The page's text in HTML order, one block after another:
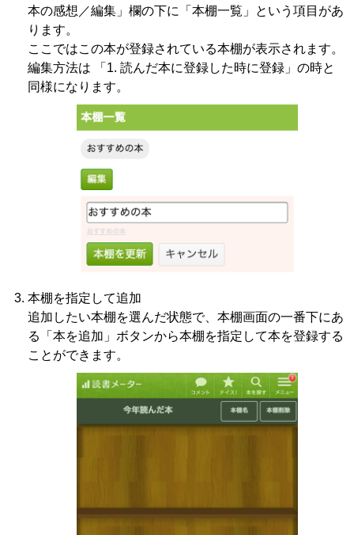
本の感想／編集」欄の下に「本棚一覧」という項目があ
ります。
ここではこの本が登録されている本棚が表示されます。
編集方法は 「1. 読んだ本に登録した時に登録」の時と
同様になります。
本棚を指定して追加
追加したい本棚を選んだ状態で、本棚画面の一番下にあ
る「本を追加」ボタンから本棚を指定して本を登録する
ことができます。